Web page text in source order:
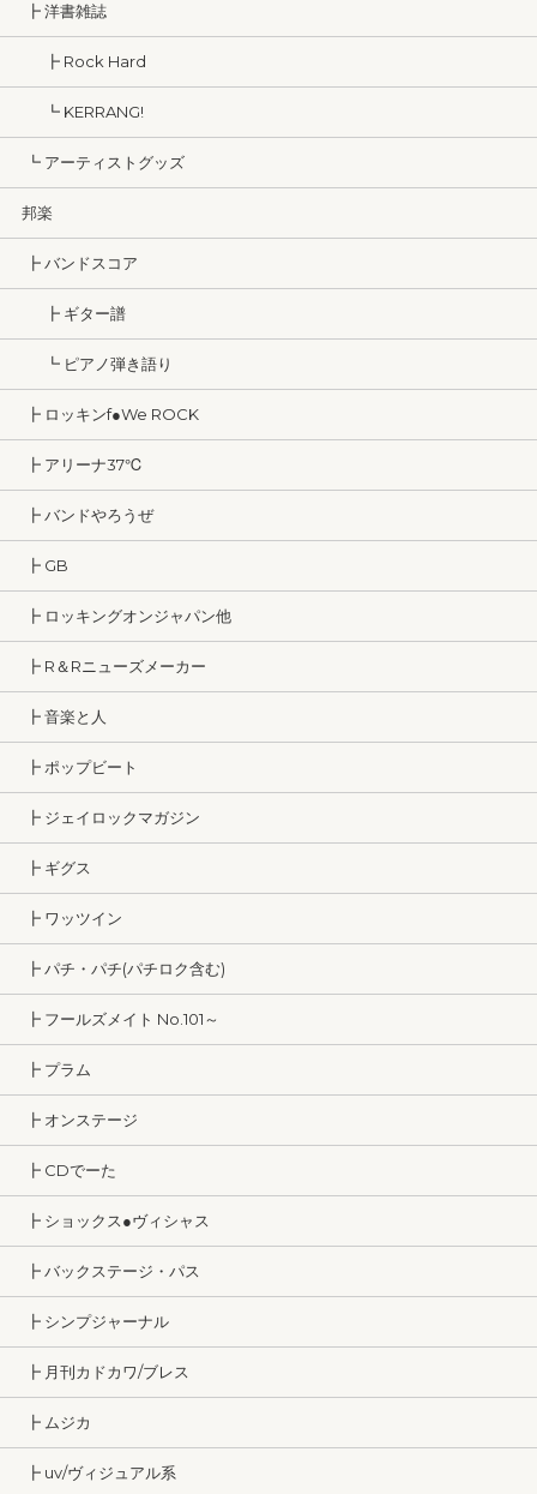
┣ 洋書雑誌
┣ Rock Hard
┗ KERRANG!
┗ アーティストグッズ
邦楽
┣ バンドスコア
┣ ギター譜
┗ ピアノ弾き語り
┣ ロッキンf●We ROCK
┣ アリーナ37℃
┣ バンドやろうぜ
┣ GB
┣ ロッキングオンジャパン他
┣ R＆Rニューズメーカー
┣ 音楽と人
┣ ポップビート
┣ ジェイロックマガジン
┣ ギグス
┣ ワッツイン
┣ パチ・パチ(パチロク含む)
┣ フールズメイト No.101～
┣ プラム
┣ オンステージ
┣ CDでーた
┣ ショックス●ヴィシャス
┣ バックステージ・パス
┣ シンプジャーナル
┣ 月刊カドカワ/ブレス
┣ ムジカ
┣ uv/ヴィジュアル系